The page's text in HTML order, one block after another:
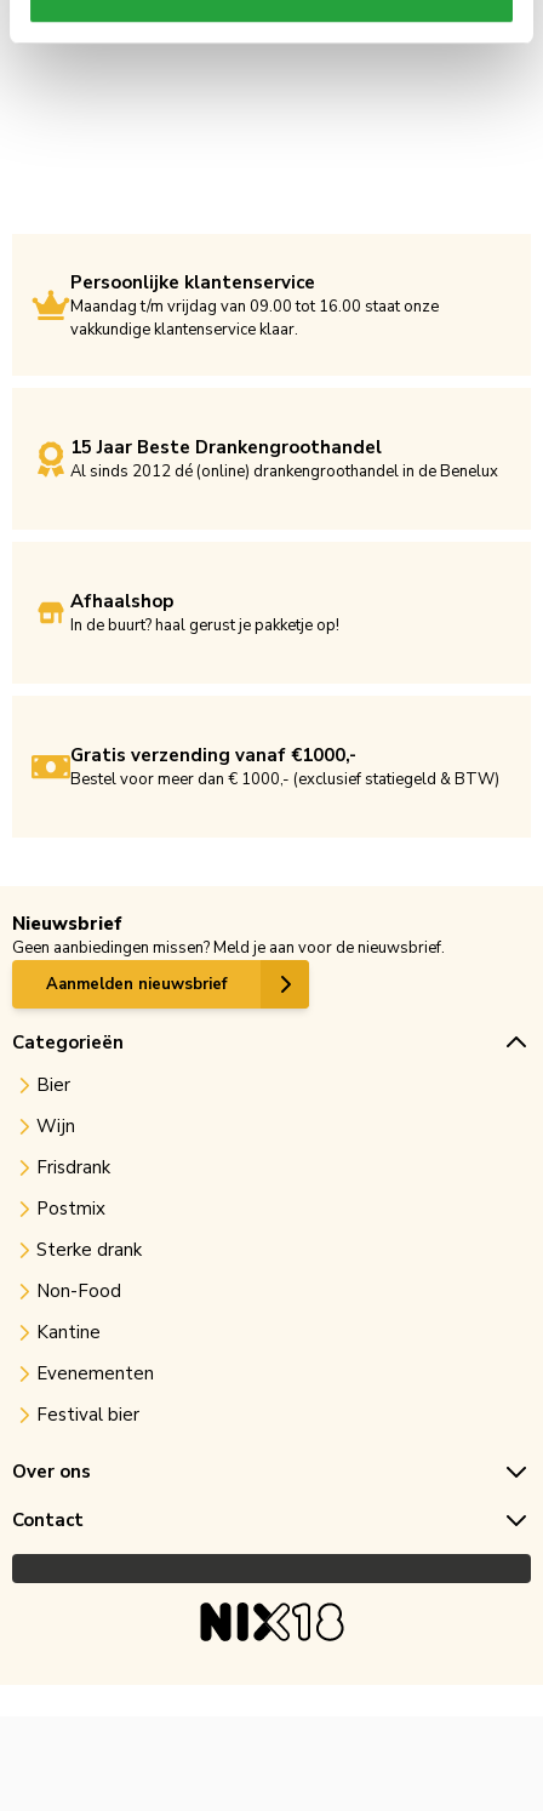
Persoonlijke klantenservice
Maandag t/m vrijdag van 09.00 tot 16.00 staat onze
vakkundige klantenservice klaar.
15 Jaar Beste Drankengroothandel
Al sinds 2012 dé (online) drankengroothandel in de Benelux
Afhaalshop
In de buurt? haal gerust je pakketje op!
Gratis verzending vanaf €1000,-
Bestel voor meer dan € 1000,- (exclusief statiegeld & BTW)
Nieuwsbrief
Geen aanbiedingen missen? Meld je aan voor de nieuwsbrief.
Aanmelden nieuwsbrief
Categorieën
Bier
Wijn
Frisdrank
Postmix
Sterke drank
Non-Food
Kantine
Evenementen
Festival bier
Over ons
Contact